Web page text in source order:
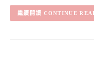
CONTINUE